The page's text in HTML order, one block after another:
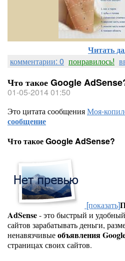
Читать
комментарии: 0 понравилось!
Что такое Google
01-05-2014 01:50
Это цитата сообщенияМоя-
сообщение
Что такое Google AdSense?
[показать]
AdSense- это быстрый и
сайтов зарабатывать деньги,
ненавязчивыеобъявления
страницах своих сайтов.